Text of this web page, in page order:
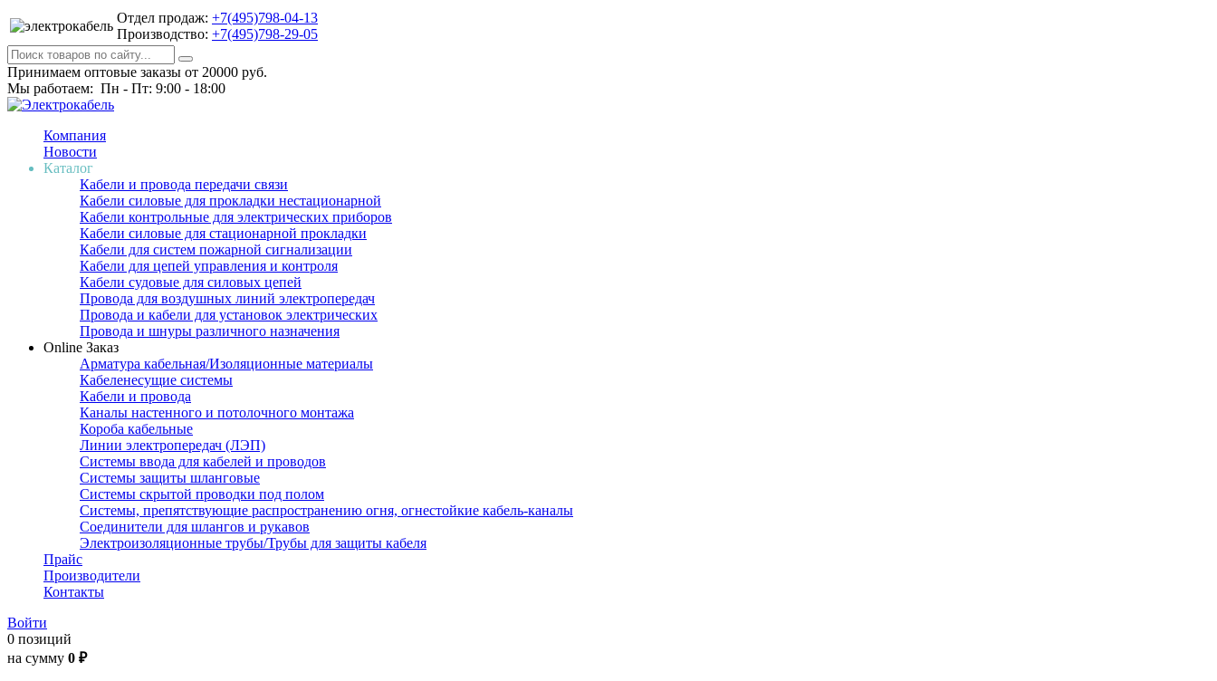
Отдел продаж: +7(495)798-04-13
Производство: +7(495)798-29-05
Принимаем оптовые заказы от 20000 руб.
Мы работаем: Пн - Пт: 9:00 - 18:00
Компания
Новости
Каталог
Кабели и провода передачи связи
Кабели силовые для прокладки нестационарной
Кабели контрольные для электрических приборов
Кабели силовые для стационарной прокладки
Кабели для систем пожарной сигнализации
Кабели для цепей управления и контроля
Кабели судовые для силовых цепей
Провода для воздушных линий электропередач
Провода и кабели для установок электрических
Провода и шнуры различного назначения
Online Заказ
Арматура кабельная/Изоляционные материалы
Кабеленесущие системы
Кабели и провода
Каналы настенного и потолочного монтажа
Короба кабельные
Линии электропередач (ЛЭП)
Системы ввода для кабелей и проводов
Системы защиты шланговые
Системы скрытой проводки под полом
Системы, препятствующие распространению огня, огнестойкие кабель-каналы
Соединители для шлангов и рукавов
Электроизоляционные трубы/Трубы для защиты кабеля
Прайс
Производители
Контакты
Войти
0 позиций
на сумму 0 ₽